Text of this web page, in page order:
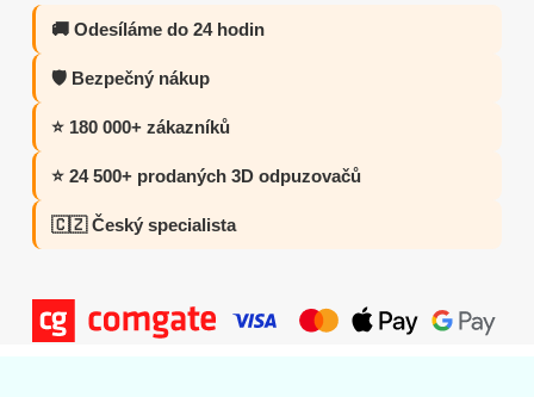
🚚 Odesíláme do 24 hodin
🛡️ Bezpečný nákup
⭐ 180 000+ zákazníků
⭐ 24 500+ prodaných 3D odpuzovačů
🇨🇿 Český specialista